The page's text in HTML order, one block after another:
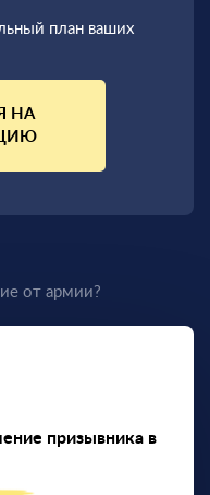
план ваших
НА
от армии?
призывника в